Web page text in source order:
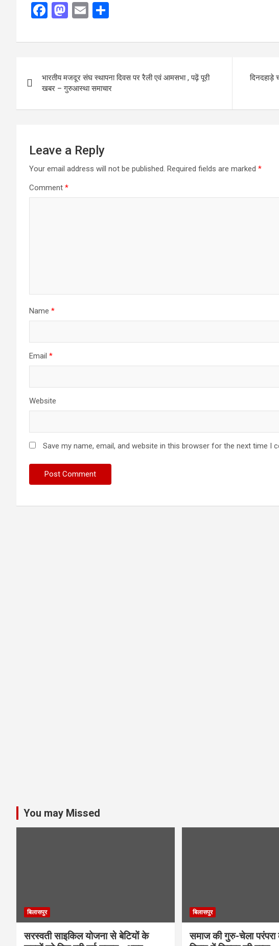
F
ce
o
o
k
M
st
d
o
n
E
ail ar
navigation
भारतीय मजदूर संघ स्थापना दिवस पर रैली एवं आमसभा , पढ़ें पूरी
खबर – गुरुआस्था समाचार
दिनदहाड़े
Leave a Reply
Your email address will not be published. Required fields are marked *
Comment *
Name *
Email *
Website
Save my name, email, and website in this browser for the next time I
You may Missed
बिलासपुर
सरस्वती साइकिल योजना से बेटियों के
बिलासपुर
समाज की गुरु-चेला